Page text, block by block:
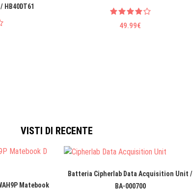
HB40DT61
49.99€
VISTI DI RECENTE
Matebook
Batteria Cipherlab Data Acquisition Unit /
BA-000700